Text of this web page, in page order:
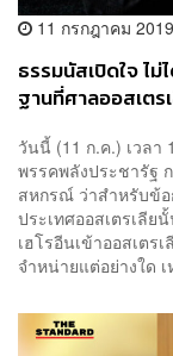
11 กรกฎาคม 2019
ธรรมนัสเปิดใจ ไม่
ฐานที่ศาลออสเต
วันนี้ (11 ก.ค.) เวลา
พรรคพลังประชารัฐ
สหกรณ์ ว่าสำหรับข้อ
ประเทศออสเตรเลีย
เฮโรอีนเข้าออสเตร
จำหน่ายแต่อย่างใด